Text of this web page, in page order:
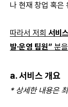
나 현재 창업 혹은
따라서 저희 서비
발·운영 팀원” 분
a. 서비스 개요
* 상세한 내용은